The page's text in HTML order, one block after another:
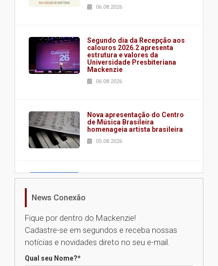
06.08.2026
Segundo dia da Recepção aos
calouros 2026.2 apresenta
estrutura e valores da
Universidade Presbiteriana
Mackenzie
06.08.2026
Nova apresentação do Centro
de Música Brasileira
homenageia artista brasileira
05.08.2026
Universidade Mackenzie
Seminário discute desafios
das novas tecnologias em
News Conexão
Fique por dentro do Mackenzie!
Cadastre-se em segundos e receba nossas
notícias e novidades direto no seu e-mail.
Qual seu Nome?*